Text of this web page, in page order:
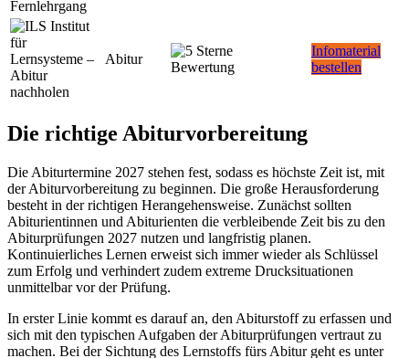
Abitur
Infomaterial
bestellen
Die richtige Abiturvorbereitung
Die Abiturtermine 2027 stehen fest, sodass es höchste Zeit ist, mit
der Abiturvorbereitung zu beginnen. Die große Herausforderung
besteht in der richtigen Herangehensweise. Zunächst sollten
Abiturientinnen und Abiturienten die verbleibende Zeit bis zu den
Abiturprüfungen 2027 nutzen und langfristig planen.
Kontinuierliches Lernen erweist sich immer wieder als Schlüssel
zum Erfolg und verhindert zudem extreme Drucksituationen
unmittelbar vor der Prüfung.
In erster Linie kommt es darauf an, den Abiturstoff zu erfassen und
sich mit den typischen Aufgaben der Abiturprüfungen vertraut zu
machen. Bei der Sichtung des Lernstoffs fürs Abitur geht es unter